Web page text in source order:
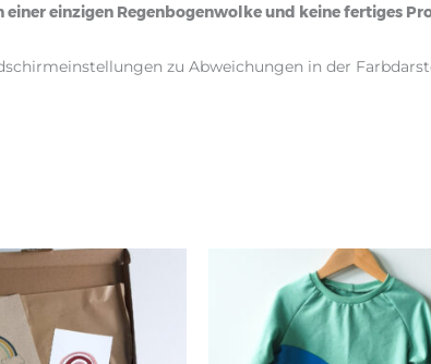
einzigen Regenbogenwolke und keine fertiges
zu Abweichungen in der